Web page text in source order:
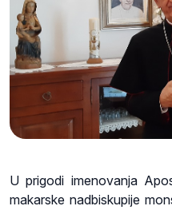
U prigodi imenovanja
makarske nadbiskupije